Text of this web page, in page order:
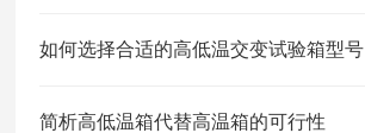
如何选择合适的高低温交变试验箱型号
简析高低温箱代替高温箱的可行性